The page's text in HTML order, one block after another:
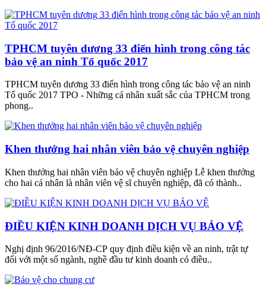
TPHCM tuyên dương 33 điển hình trong công tác
bảo vệ an ninh Tổ quốc 2017
TPHCM tuyên dương 33 điển hình trong công tác bảo vệ an ninh
Tổ quốc 2017 TPO - Những cá nhân xuất sắc của TPHCM trong
phong..
Khen thưởng hai nhân viên bảo vệ chuyên nghiệp
Khen thưởng hai nhân viên bảo vệ chuyên nghiệp Lễ khen thưởng
cho hai cá nhân là nhân viên vệ sĩ chuyên nghiệp, đã có thành..
ĐIỀU KIỆN KINH DOANH DỊCH VỤ BẢO VỆ
Nghị định 96/2016/NĐ-CP quy định điều kiện về an ninh, trật tự
đối với một số ngành, nghề đầu tư kinh doanh có điều..